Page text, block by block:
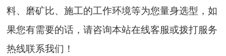
料、磨矿比、施工的工作环境等为您量身选型，如
果您有需要的话，请咨询本站在线客服或拨打服务
热线联系我们！